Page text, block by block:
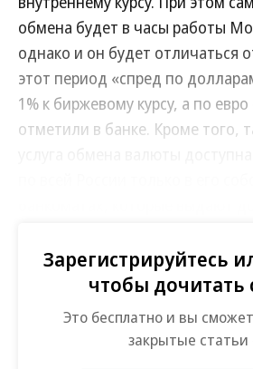
обмена будет в часы работы
однако и он будет отличаться
этот период «спред по
1% к биржевому курсу, а по
отметили в банке. Кроме того,
около 20% от всей сети.
Как рассказал источник “Ъ” на
ближайшее время еще один
планирует предоставить
Зарегистрируйтесь
чтобы дочитать
Это бесплатно и вы
закрытые статьи